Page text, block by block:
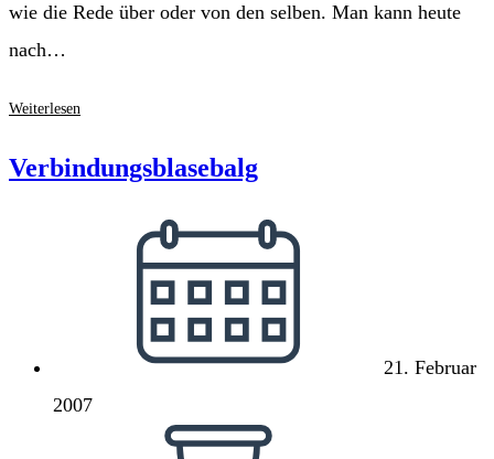
wie die Rede über oder von den selben. Man kann heute
nach…
Weiterlesen
Verbindungsblasebalg
veröffentlicht:
21. Februar
2007